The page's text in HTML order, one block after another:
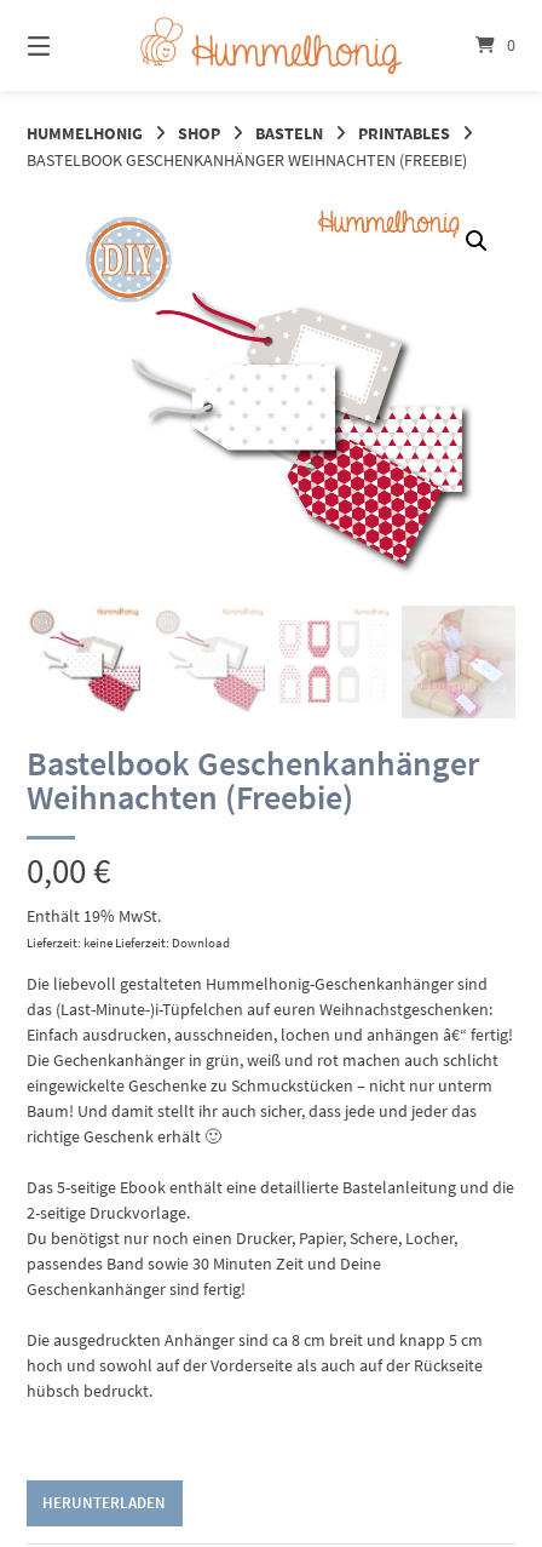
zum
Inhalt
0
HUMMELHONIG SHOP BASTELN
PRINTABLES
BASTELBOOK GESCHENKANHÄNGER WEIHNACHTEN (FREEBIE)
Bastelbook Geschenkanhänger
Weihnachten (Freebie)
0,00€
Enthält 19% MwSt.
Lieferzeit: keine Lieferzeit: Download
Die liebevoll gestalteten Hummelhonig-Geschenkanhänger sind
das (Last-Minute-)i-Tüpfelchen auf euren Weihnachstgeschenken:
Einfach ausdrucken, ausschneiden, lochen und anhängen â€“ fertig!
Die Gechenkanhänger in grün, weiß und rot machen auch schlicht
eingewickelte Geschenke zu Schmuckstücken – nicht nur unterm
Baum! Und damit stellt ihr auch sicher, dass jede und jeder das
richtige Geschenk erhält 🙂
Das 5-seitige Ebook enthält eine detaillierte Bastelanleitung und die
2-seitige Druckvorlage.
Du benötigst nur noch einen Drucker, Papier, Schere, Locher,
passendes Band sowie 30 Minuten Zeit und Deine
Geschenkanhänger sind fertig!
Die ausgedruckten Anhänger sind ca 8 cm breit und knapp 5 cm
hoch und sowohl auf der Vorderseite als auch auf der Rückseite
hübsch bedruckt.
HERUNTERLADEN